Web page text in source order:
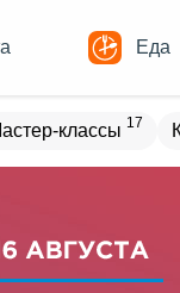
Еда
Места
классы 17
Выставки